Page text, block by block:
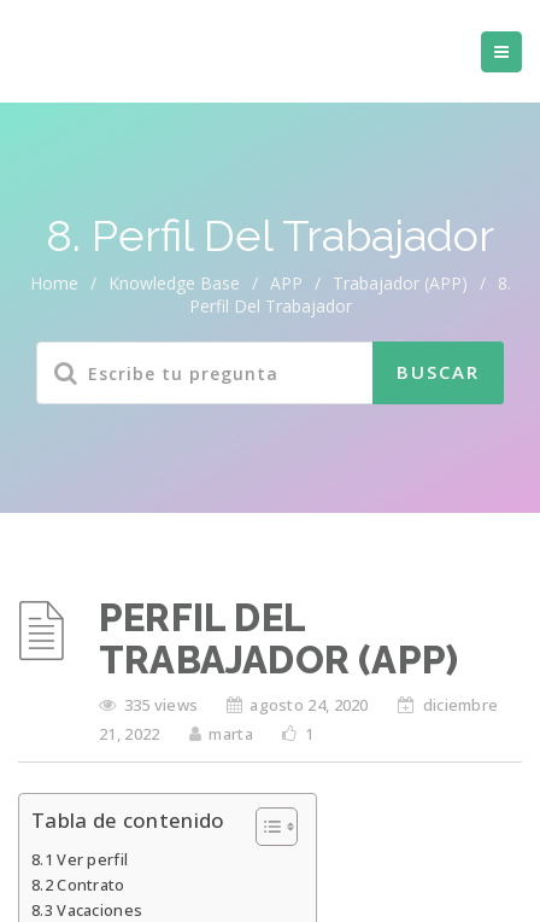
8. Perfil Del Trabajador
Home / Knowledge Base / APP / Trabajador (APP) /
8.
Perfil Del Trabajador
PERFIL DEL
TRABAJADOR (APP)
335 views agosto 24, 2020
diciembre
21, 2022
marta 1
Tabla de contenido
8.1 Ver perfil
8.2 Contrato
8.3 Vacaciones